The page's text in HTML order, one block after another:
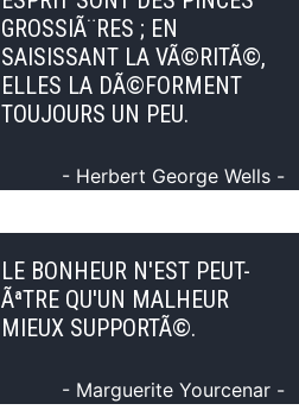
GROSSIÃ¨RES ; EN
SAISISSANT LA VÃ©RITÃ©,
ELLES LA DÃ©FORMENT
TOUJOURS UN PEU.
- Herbert George Wells -
LE BONHEUR N'EST PEUT-
ÃªTRE QU'UN MALHEUR
MIEUX SUPPORTÃ©.
- Marguerite Yourcenar -